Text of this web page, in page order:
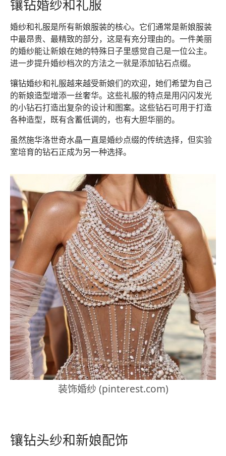
镶钻婚纱和礼服
婚纱和礼服是所有新娘服装的核心。它们通常是新娘服装
中最昂贵、最精致的部分，这是有充分理由的。一件美丽
的婚纱能让新娘在她的特殊日子里感觉自己是一位公主。
进一步提升婚纱档次的方法之一就是添加钻石点缀。
镶钻婚纱和礼服越来越受新娘们的欢迎，她们希望为自己
的新娘造型增添一丝奢华。这些礼服的特点是用闪闪发光
的小钻石打造出复杂的设计和图案。这些钻石可用于打造
各种造型，既有含蓄低调的，也有大胆华丽的。
虽然施华洛世奇水晶一直是婚纱点缀的传统选择，但实验
室培育的钻石正成为另一种选择。
装饰婚纱 (pinterest.com)
镶钻头纱和新娘配饰